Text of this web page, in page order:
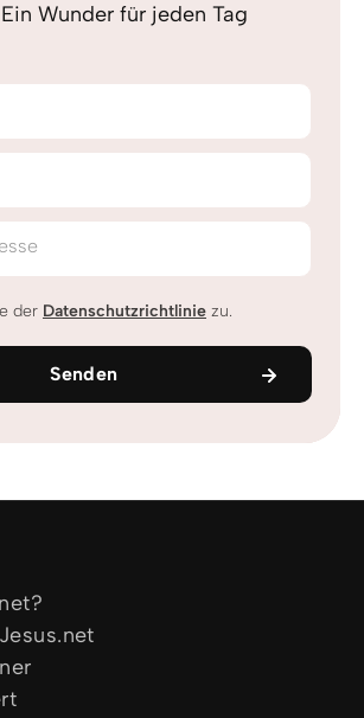
Wunder für jeden Tag
der Datenschutzrichtlinie zu.
Senden